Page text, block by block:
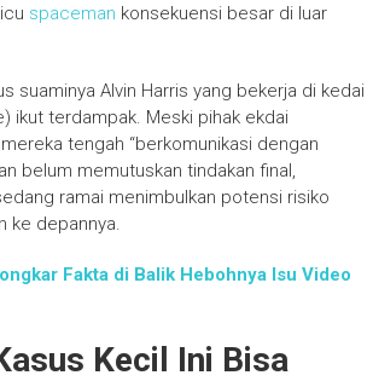
spaceman konsekuensi besar di luar
suaminya Alvin Harris yang bekerja di kedai
ikut terdampak. Meski pihak ekdai
tengah “berkomunikasi dengan
belum memutuskan tindakan final,
ramai menimbulkan potensi risiko
ke depannya.
Fakta di Balik Hebohnya Isu Video
Kecil Ini Bisa